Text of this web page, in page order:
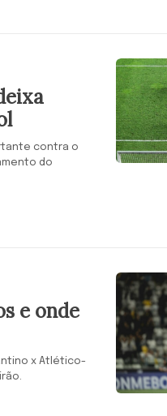
contra o
do
e onde
x Atlético-